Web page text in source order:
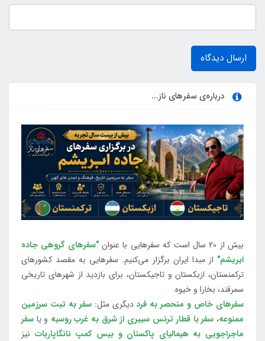
ارسال دیدگاه
درباره‌ی سفرهای ناز...
بیش از 20 سال است که سفرهایی با عنوان
"سفرهای گروهی جاده
ابریشم" از مبدا ایران برگزار می‌کنیم. سفرهایی به مقصد کشورهای
ترکمنستان، ازبکستان و تاجیکستان، برای بازدید از شهرهای تاریخی
سمرقند، بخارا و خیوه.
سفرهای خاص و منحصر به فرددیگری مثل:سفر به تبت سرزمین
ممنوعه، سفر با قطار ترنس سیبری از شرق به غرب روسیه و یا سفر
ماجراجویی به هیمالیای پاکستان و بیس کمپ نانگاپاربات نیز